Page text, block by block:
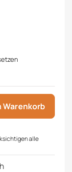
Warenkorb
alle